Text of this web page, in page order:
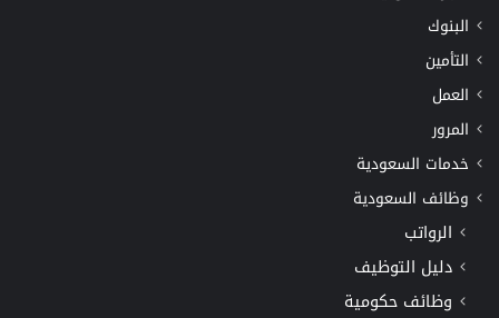
البنوك
التأمين
العمل
المرور
خدمات السعودية
وظائف السعودية
الرواتب
دليل التوظيف
وظائف حكومية